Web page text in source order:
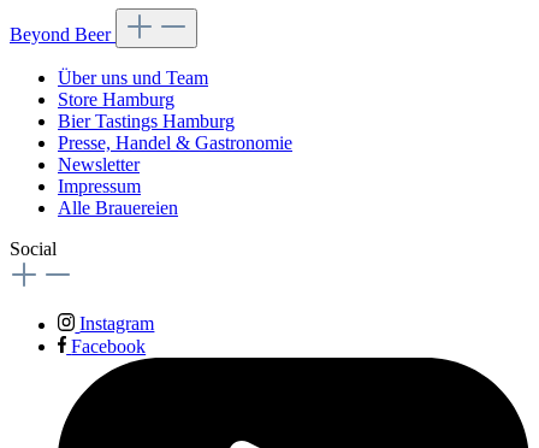
Beyond Beer
Über uns und Team
Store Hamburg
Bier Tastings Hamburg
Presse, Handel & Gastronomie
Newsletter
Impressum
Alle Brauereien
Social
Instagram
Facebook